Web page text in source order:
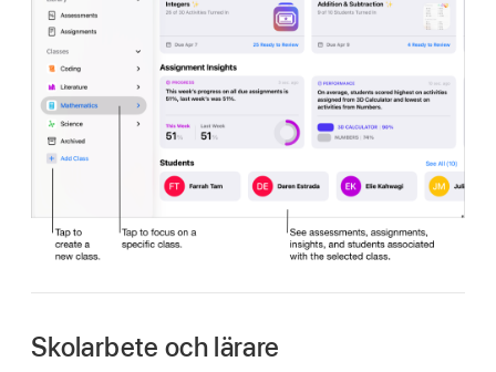
Skolarbete och lärare